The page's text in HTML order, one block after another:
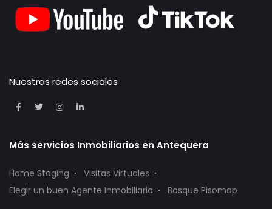
Nuestras redes sociales
Más servicios Inmobiliarios en Antequera
Home Staging
Visitas Virtuales
Elegir un buen Agente Inmobiliario
Bosque Pisomap